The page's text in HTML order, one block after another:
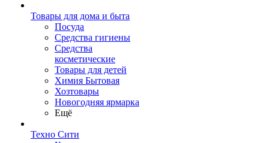
Товары для дома и быта
Посуда
Средства гигиены
Средства
косметические
Товары для детей
Химия Бытовая
Хозтовары
Новогодняя ярмарка
Ещё
Техно Сити